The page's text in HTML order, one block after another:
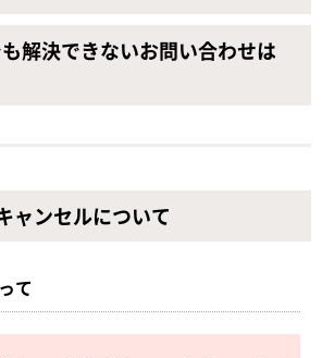
解決できないお問い合わせは
ャンセルについて
て